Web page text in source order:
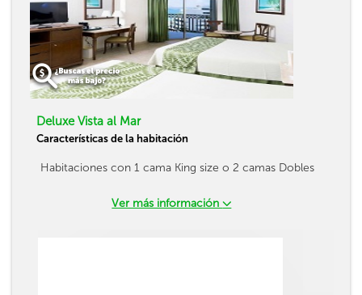
Deluxe Vista al Mar
Características de la habitación
Habitaciones con 1 cama King size o 2 camas Dobles
Ver más información